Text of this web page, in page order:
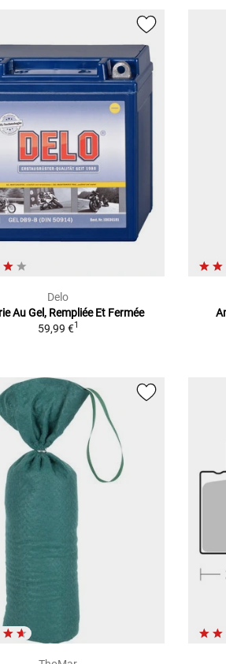
Delo
Au Gel, Rempliée Et Fermée
59,99 €1